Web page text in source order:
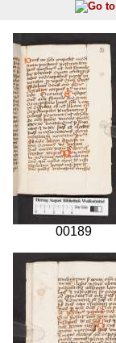
00189